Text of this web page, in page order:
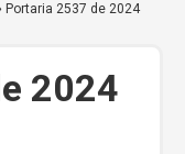
Portaria 2537 de 2024
2024